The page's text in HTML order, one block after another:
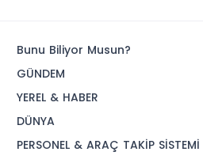
Bunu Biliyor Musun?
GÜNDEM
YEREL & HABER
DÜNYA
PERSONEL & ARAÇ TAKİP SİSTEMİ